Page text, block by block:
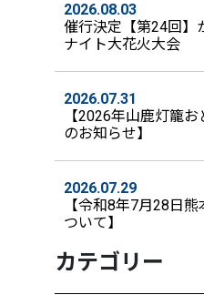
催行決定【第24回】
ナイト大花火大会
2026.08.03
【2026年山鹿灯籠
のお知らせ】
2026.07.31
【令和8年7月28日
ついて】
2026.07.29
カテゴリー